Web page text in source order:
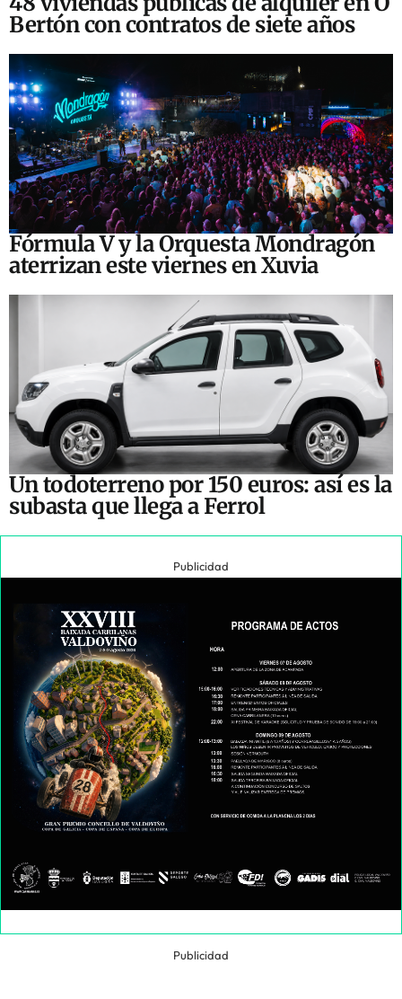
Bertón con contratos de siete años
Fórmula V y la Orquesta Mondragón
aterrizan este viernes en Xuvia
Un todoterreno por 150 euros: así es la
subasta que llega a Ferrol
Publicidad
Publicidad